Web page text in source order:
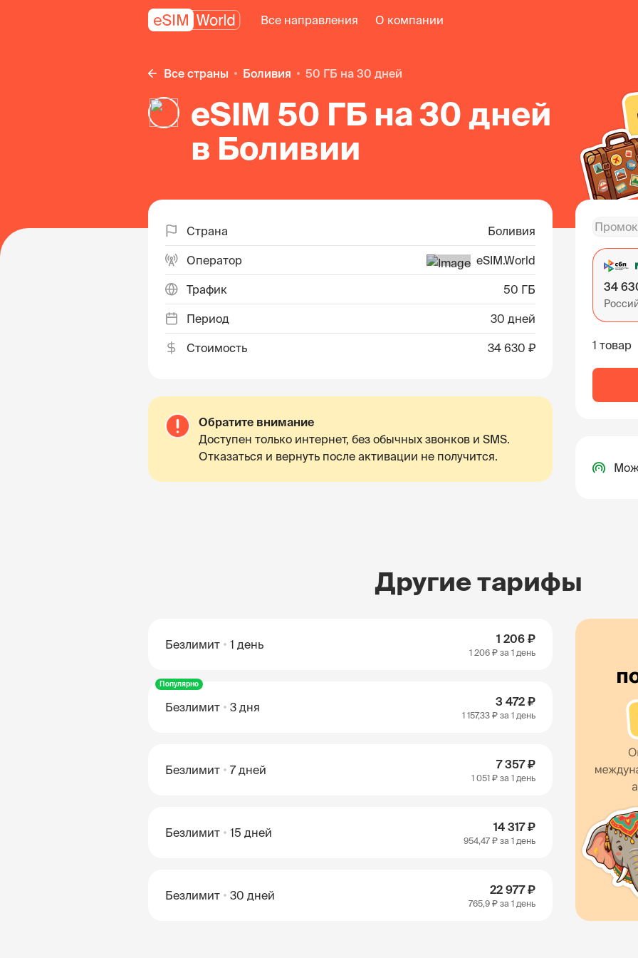
Все направления О компании
Все страны Боливия 50 ГБ на 30 дней
eSIM 50 ГБ на 30 дней
в Боливии
Страна Боливия
Оператор eSIM.World
Трафик 50 ГБ
Период 30 дней
Стоимость 34 630 ₽
Обратите внимание
Доступен только интернет, без обычных звонков и SMS.
Отказаться и вернуть после активации не получится.
34
1 товар
Другие тарифы
Безлимит 1 день 1 206 ₽
1 206 ₽ за 1 день
Популярно
Безлимит 3 дня 3 472 ₽
1 157,33 ₽ за 1 день
Безлимит 7 дней 7 357 ₽
1 051 ₽ за 1 день
Безлимит 15 дней 14 317 ₽
954,47 ₽ за 1 день
Безлимит 30 дней 22 977 ₽
765,9 ₽ за 1 день